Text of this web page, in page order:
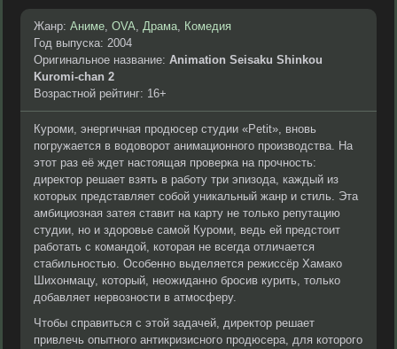
Жанр: Аниме, OVA, Драма, Комедия
Год выпуска: 2004
Оригинальное название: Animation Seisaku Shinkou
Kuromi-chan 2
Возрастной рейтинг: 16+
Куроми, энергичная продюсер студии «Petit», вновь
погружается в водоворот анимационного производства. На
этот раз её ждет настоящая проверка на прочность:
директор решает взять в работу три эпизода, каждый из
которых представляет собой уникальный жанр и стиль. Эта
амбициозная затея ставит на карту не только репутацию
студии, но и здоровье самой Куроми, ведь ей предстоит
работать с командой, которая не всегда отличается
стабильностью. Особенно выделяется режиссёр Хамако
Шихонмацу, который, неожиданно бросив курить, только
добавляет нервозности в атмосферу.
Чтобы справиться с этой задачей, директор решает
привлечь опытного антикризисного продюсера, для которого